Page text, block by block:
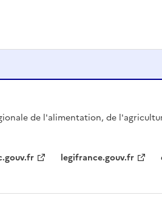
de l'alimentation, de
legifrance.gouv.fr